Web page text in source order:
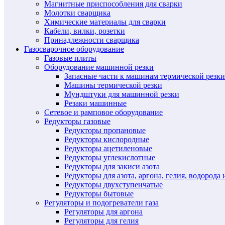
Магнитные приспособления для сварки
Молотки сварщика
Химические материалы для сварки
Кабели, вилки, розетки
Принадлежности сварщика
Газосварочное оборудование
Газовые плиты
Оборудование машинной резки
Запасные части к машинам термической резки
Машины термической резки
Мундштуки для машинной резки
Резаки машинные
Сетевое и рамповое оборудование
Редукторы газовые
Редукторы пропановые
Редукторы кислородные
Редукторы ацетиленовые
Редукторы углекислотные
Редукторы для закиси азота
Редукторы для азота, аргона, гелия, водорода
Редукторы двухступенчатые
Редукторы бытовые
Регуляторы и подогреватели газа
Регуляторы для аргона
Регуляторы для гелия